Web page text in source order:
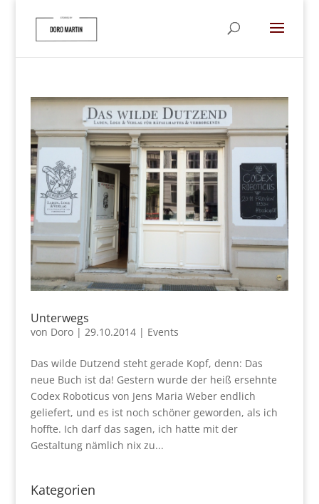
Unterwegs
von Doro| 29.10.2014| Events
Das wilde Dutzend steht gerade Kopf, denn: Das
neue Buch ist da! Gestern wurde der heiß ersehnte
Codex Roboticus von Jens Maria Weber endlich
geliefert, und es ist noch schöner geworden, als ich
hoffte. Ich darf das sagen, ich hatte mit der
Gestaltung nämlich nix zu...
Kategorien